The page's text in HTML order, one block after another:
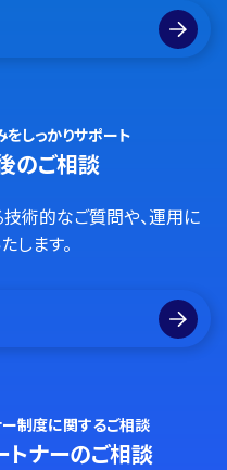
しっかりサポート
のご相談
術的なご質問や、運用に
します。
制度に関するご相談
トナーのご相談